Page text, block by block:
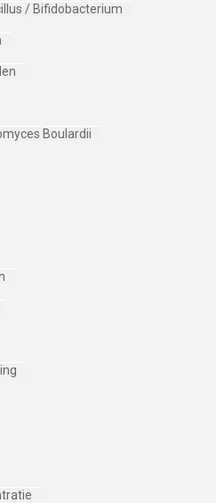
/ Bifidobacterium
Boulardii